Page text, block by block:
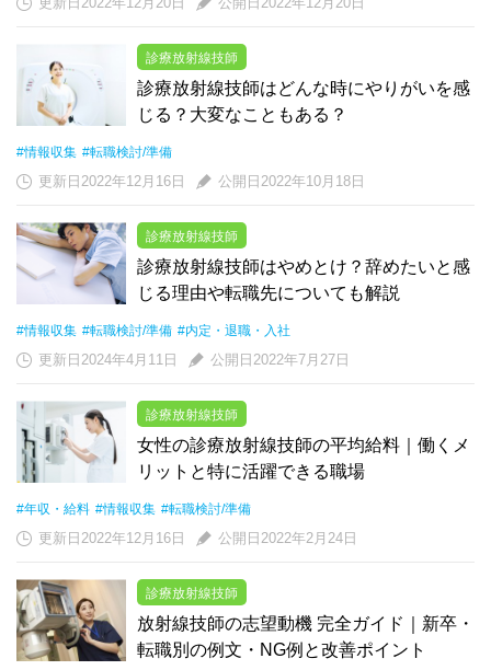
診療放射線技師
診療放射線技師はどんな時にやりがいを感
じる？大変なこともある？
#情報収集 #転職検討/準備
更新日2022年12月16日 公開日2022年10月18日
診療放射線技師
診療放射線技師はやめとけ？辞めたいと感
じる理由や転職先についても解説
#情報収集 #転職検討/準備 #内定・退職・入社
更新日2024年4月11日 公開日2022年7月27日
診療放射線技師
女性の診療放射線技師の平均給料｜働くメ
リットと特に活躍できる職場
#年収・給料 #情報収集 #転職検討/準備
更新日2022年12月16日 公開日2022年2月24日
診療放射線技師
放射線技師の志望動機 完全ガイド｜新卒・
転職別の例文・NG例と改善ポイント